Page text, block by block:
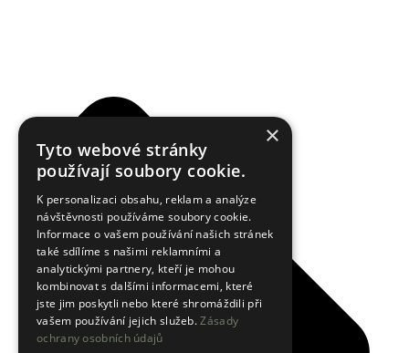
×
Tyto webové stránky
používají soubory cookie.
K personalizaci obsahu, reklam a analýze
návštěvnosti používáme soubory cookie.
Informace o vašem používání našich stránek
také sdílíme s našimi reklamními a
analytickými partnery, kteří je mohou
kombinovat s dalšími informacemi, které
jste jim poskytli nebo které shromáždili při
vašem používání jejich služeb.Zásady
ochrany osobních údajů